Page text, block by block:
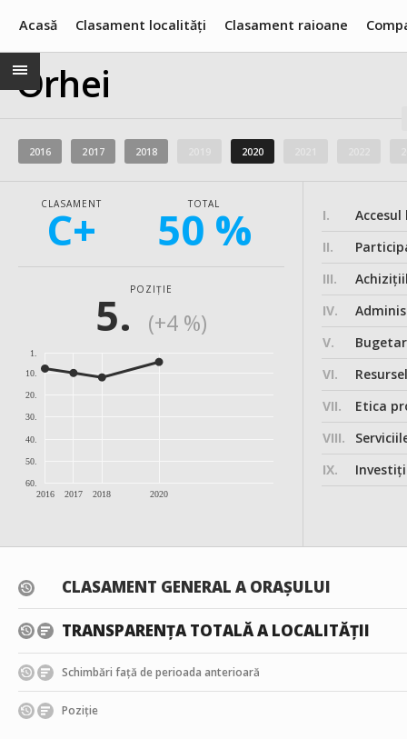
Acasă Clasament localități Clasament raioane
Orhei
2016 2017 2018 2020
CLASAMENT
C+ TOTAL
50 %
POZIȚIE
5. (+4 %)
2016 2017 2018 2020
1.
10.
20.
30.
40.
50.
60.
I.
II.
III.
IV.
V.
VI.
VII.
Etica
VIII.
IX.
Investițiile,
CLASAMENT GENERAL A ORAȘULUI
TRANSPARENȚA TOTALĂ A LOCALITĂȚII
Schimbări față de perioada anterioară
Poziție